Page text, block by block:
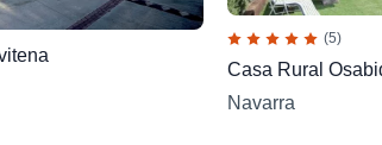
(5)
Casa Rural
Navarra